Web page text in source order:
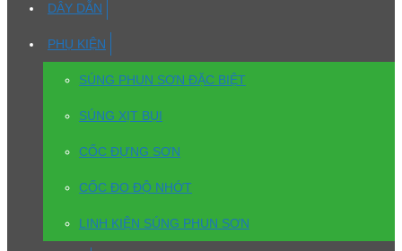
DÂY DẪN
PHỤ KIỆN
SÚNG PHUN SƠN ĐẶC BIỆT
SÚNG XỊT BỤI
CỐC ĐỰNG SƠN
CỐC ĐO ĐỘ NHỚT
LINH KIỆN SÚNG PHUN SƠN